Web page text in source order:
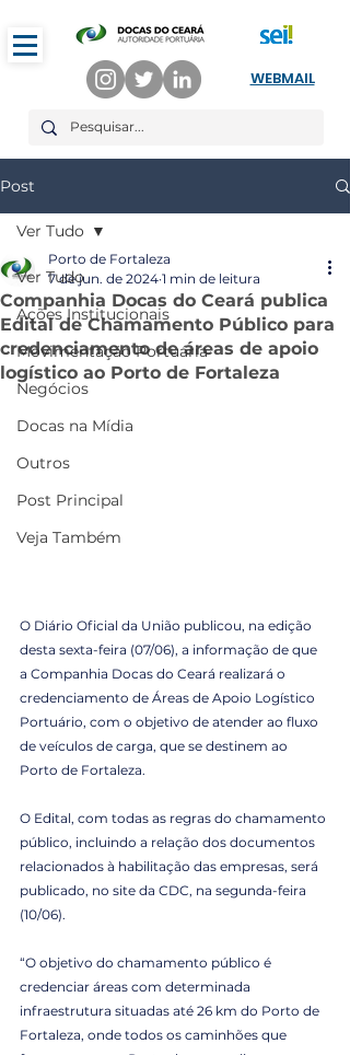
WEBMAIL
Post
Ver Tudo
Ações Institucionais
Movimentação Portuária
Negócios
Docas na Mídia
Outros
Post Principal
Veja Também
Ver Tudo
Companhia Docas do Ceará publica
Edital de Chamamento Público para
credenciamento de áreas de apoio
logístico ao Porto de Fortaleza
Porto de Fortaleza
7 de jun. de 2024 1 min de leitura
O Diário Oficial da União publicou, na edição
desta sexta-feira (07/06), a informação de que
a Companhia Docas do Ceará realizará o
credenciamento de Áreas de Apoio Logístico
Portuário, com o objetivo de atender ao fluxo
de veículos de carga, que se destinem ao
Porto de Fortaleza.
O Edital, com todas as regras do chamamento
público, incluindo a relação dos documentos
relacionados à habilitação das empresas, será
publicado, no site da CDC, na segunda-feira
(10/06).
“O objetivo do chamamento público é
credenciar áreas com determinada
infraestrutura situadas até 26 km do Porto de
Fortaleza, onde todos os caminhões que